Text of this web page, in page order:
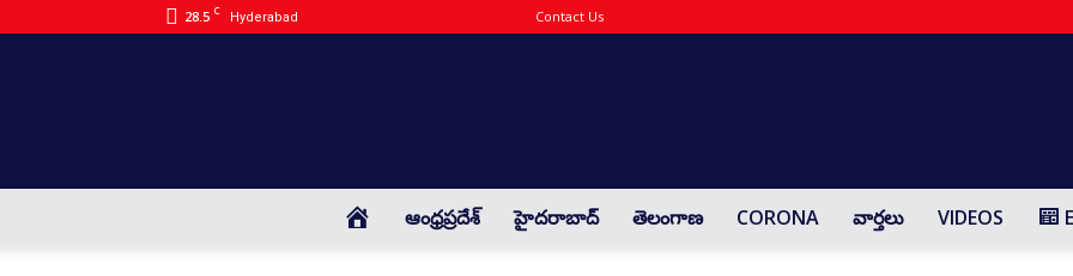
28.5 C Hyderabad Contact Us
Yaadharthavaadhi
HOMEఆంధ్రప్రదేశ్ హైదరాబాద్ తెలంగాణ CORONA వార్తలు VIDEOS